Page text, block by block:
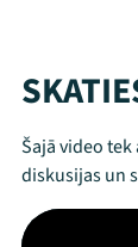
Šajā video
diskusijas un